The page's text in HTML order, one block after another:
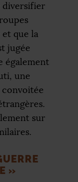
diversifier
et que la
jugée
également
une
sur
»